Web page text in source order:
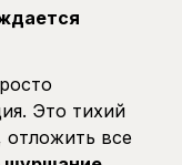
Это тихий
все